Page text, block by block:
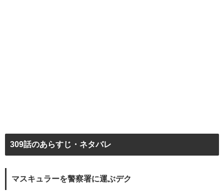
309話のあらすじ・ネタバレ
マスキュラーを警察署に運ぶデク